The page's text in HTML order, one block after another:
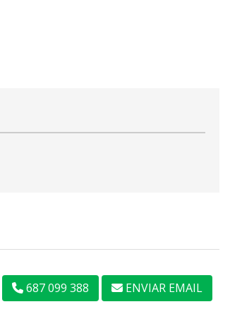
687 099 388 ENVIAR EMAIL